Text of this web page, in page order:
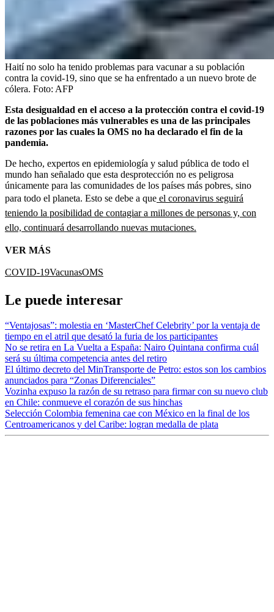
Haití no solo ha tenido problemas para vacunar a su población
contra la covid-19, sino que se ha enfrentado a un nuevo brote de
cólera. Foto: AFP
Esta desigualdad en el acceso a la protección contra el covid-19
de las poblaciones más vulnerables es una de las principales
razones por las cuales la OMS no ha declarado el fin de la
pandemia.
De hecho, expertos en epidemiología y salud pública de todo el
mundo han señalado que esta desprotección no es peligrosa
únicamente para las comunidades de los países más pobres, sino
para todo el planeta. Esto se debe a que el coronavirus seguirá
teniendo la posibilidad de contagiar a millones de personas y, con
ello, continuará desarrollando nuevas mutaciones.
VER MÁS
COVID-19VacunasOMS
Le puede interesar
“Ventajosas”: molestia en ‘MasterChef Celebrity’ por la ventaja de
tiempo en el atril que desató la furia de los participantes
No se retira en La Vuelta a España: Nairo Quintana confirma cuál
será su última competencia antes del retiro
El último decreto del MinTransporte de Petro: estos son los cambios
anunciados para “Zonas Diferenciales”
Vozinha expuso la razón de su retraso para firmar con su nuevo club
en Chile: conmueve el corazón de sus hinchas
Selección Colombia femenina cae con México en la final de los
Centroamericanos y del Caribe: logran medalla de plata